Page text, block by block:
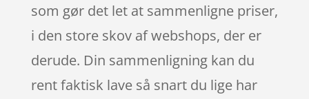
som gør det let at sammenligne priser,
i den store skov af webshops, der er
derude. Din sammenligning kan du
rent faktisk lave så snart du lige har